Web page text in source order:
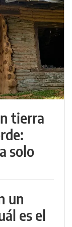
tierra
solo
un
es el